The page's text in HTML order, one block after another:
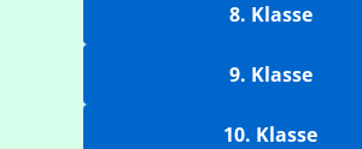
8. Klasse
9. Klasse
10. Klasse